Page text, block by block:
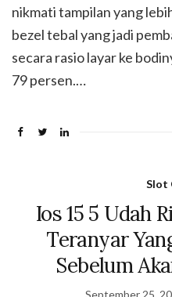
nikmati tampilan yang
bezel tebal yang jadi
secara rasio layar ke
79 persen.…
Slot
Ios 15 5 Udah
Teranyar
Sebelum
September 25,